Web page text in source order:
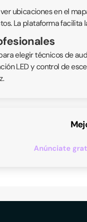
ubicaciones en el
La plataforma
elegir técnicos de
LED y control de
Anúnciate